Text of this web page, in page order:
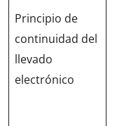
Principio de
continuidad del
llevado
electrónico